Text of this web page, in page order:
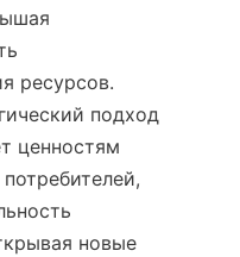
ресурсов.
подход
ценностям
новые